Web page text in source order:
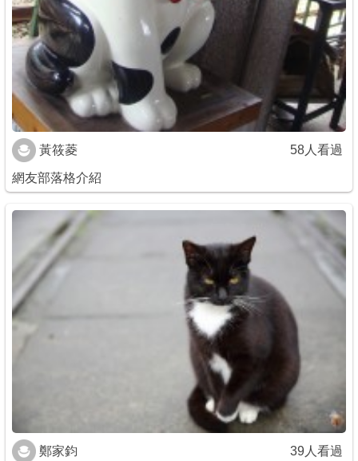
黃筱菱 58人看過
網友部落格介紹
鄭家鈞 39人看過